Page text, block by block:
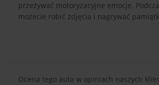
przeżywać motoryzacyjne emocje.
możecie robić zdjęcia i nagrywać
Ocena tego auta w opiniach naszych